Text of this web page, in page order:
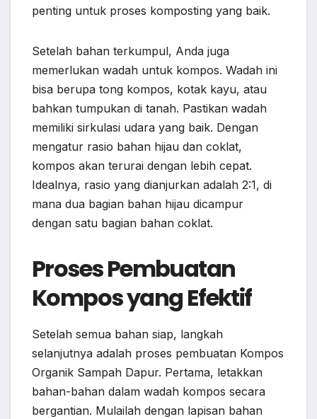
penting untuk proses komposting yang baik.
Setelah bahan terkumpul, Anda juga
memerlukan wadah untuk kompos. Wadah ini
bisa berupa tong kompos, kotak kayu, atau
bahkan tumpukan di tanah. Pastikan wadah
memiliki sirkulasi udara yang baik. Dengan
mengatur rasio bahan hijau dan coklat,
kompos akan terurai dengan lebih cepat.
Idealnya, rasio yang dianjurkan adalah 2:1, di
mana dua bagian bahan hijau dicampur
dengan satu bagian bahan coklat.
Proses Pembuatan
Kompos yang Efektif
Setelah semua bahan siap, langkah
selanjutnya adalah proses pembuatan Kompos
Organik Sampah Dapur. Pertama, letakkan
bahan-bahan dalam wadah kompos secara
bergantian. Mulailah dengan lapisan bahan